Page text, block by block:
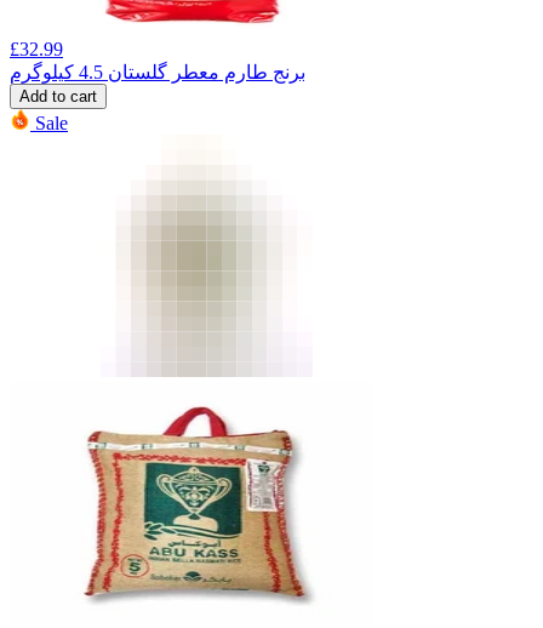
£32.99
برنج طارم معطر گلستان 4.5 کیلوگرم
Add to cart
Sale